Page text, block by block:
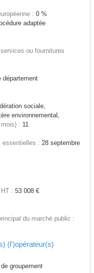
: 0 %
adaptée
ou fournitures
département
sociale,
environnemental,
: 11
essentielles : 28 septembre
: 53 008 €
du marché public :
(l')opérateur(s)
groupement